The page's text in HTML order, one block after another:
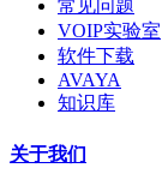
常见问题
VOIP实验室
软件下载
AVAYA
知识库
关于我们